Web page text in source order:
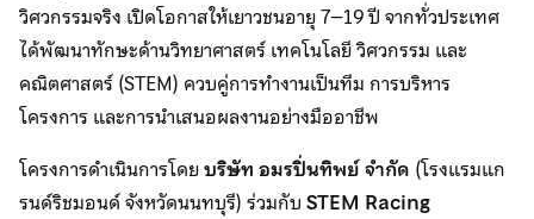
วิศวกรรมจริง เปิดโอกาสให้เยาวชนอายุ 7–19 ปี จากทั่วประเทศ
ได้พัฒนาทักษะด้านวิทยาศาสตร์ เทคโนโลยี วิศวกรรม และ
คณิตศาสตร์ (STEM) ควบคู่การทำงานเป็นทีม การบริหาร
โครงการ และการนำเสนอผลงานอย่างมืออาชีพ
โครงการดำเนินการโดยบริษัท อมรปิ่นทิพย์ จำกัด (โรงแรมแก
รนด์ริชมอนด์ จังหวัดนนทบุรี) ร่วมกับSTEM Racing